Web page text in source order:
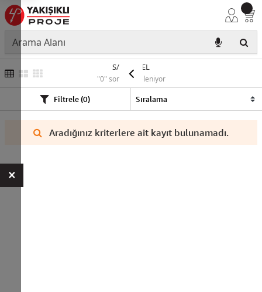
S/Ü PANEL
"0" sonuç listeleniyor
Filtrele (0)
Aradığınız kriterlere ait kayıt bulunamadı.
×